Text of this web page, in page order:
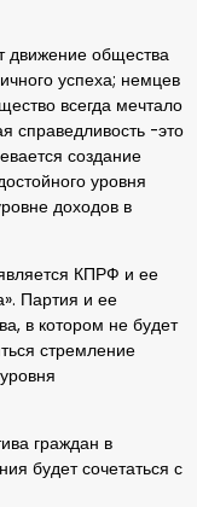
движение общества
успеха; немцев
всегда мечтало
справедливость -это
создание
уровня
доходов в
КПРФ и ее
Партия и ее
в котором не будет
стремление
граждан в
будет сочетаться с